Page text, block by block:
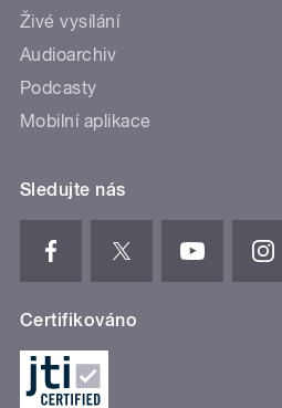
Živé vysílání
Audioarchiv
Podcasty
Mobilní aplikace
Sledujte nás
Certifikováno